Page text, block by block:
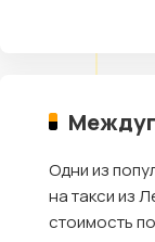
Одни из
на такси из
стоимость